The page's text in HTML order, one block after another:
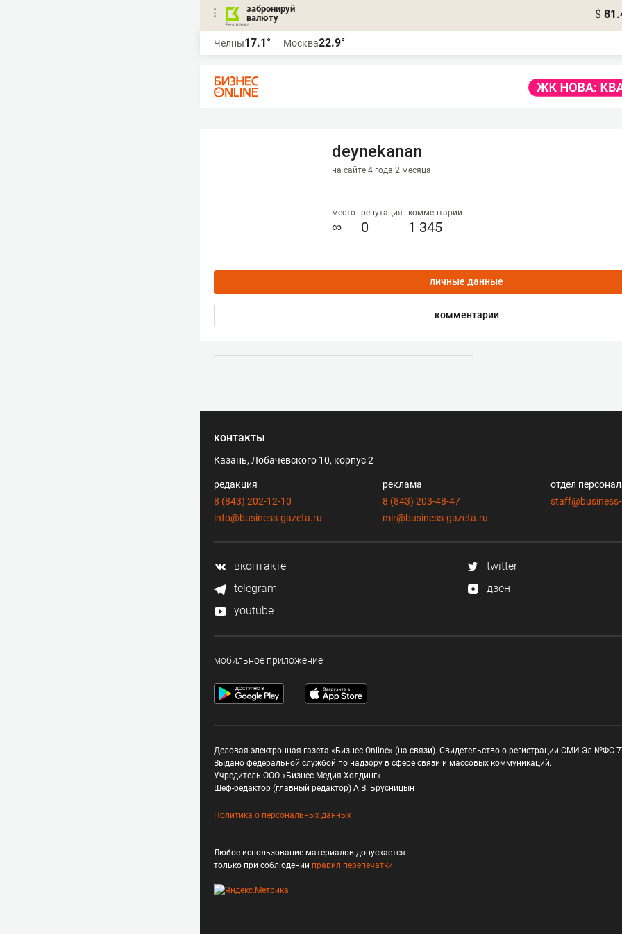
забронируй
валюту
$
Челны17.1° Москва22.9°
deynekanan
на сайте 4 года 2 месяца
место
∞
репутация
0
комментарии
1 345
личные данные
комментарии
контакты
Казань, Лобачевского 10, корпус 2
редакция
8 (843) 202-12-10
info@business-gazeta.ru
реклама
8 (843) 203-48-47
mir@business-gazeta.ru
отдел
вконтакте
twitter
telegram
дзен
youtube
мобильное приложение
Деловая электронная газета «Бизнес Online» (на связи). Свидетельство о регистрации СМИ Эл №ФС
Выдано федеральной службой по надзору в сфере связи и массовых коммуникаций.
Учредитель ООО «Бизнес Медия Холдинг»
Шеф-редактор (главный редактор) А.В. Брусницын
Политика о персональных данных
Любое использование материалов допускается
только при соблюдении правил перепечатки